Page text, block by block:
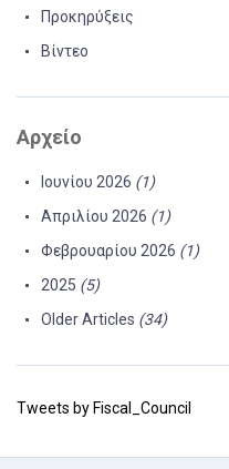
Προκηρύξεις
Βίντεο
Αρχείο
Ιουνίου 2026 (1)
Απριλίου 2026 (1)
Φεβρουαρίου 2026 (1)
2025 (5)
Older Articles (34)
Tweets by Fiscal_Council